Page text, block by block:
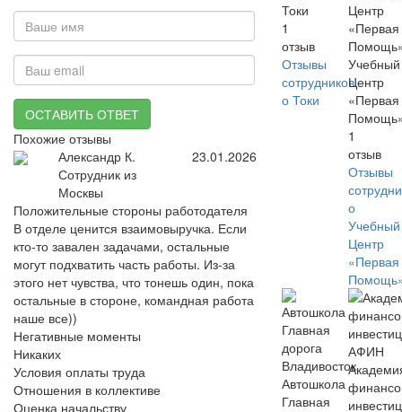
ОСТАВИТЬ ОТВЕТ
Похожие отзывы
Александр К.
Сотрудник из
Москвы
23.01.2026
Положительные стороны работодателя
В отделе ценится взаимовыручка. Если
кто-то завален задачами, остальные
могут подхватить часть работы. Из-за
этого нет чувства, что тонешь один, пока
остальные в стороне, командная работа
наше все))
Негативные моменты
Никаких
Условия оплаты труда
Отношения в коллективе
Оценка начальству
Токи
1
отзыв
Отзывы
сотрудников
о Токи
Учебный
Центр
«Первая
1
отзыв
Отзывы
о
Учебный
Центр
«Первая
Автошкола
Главная